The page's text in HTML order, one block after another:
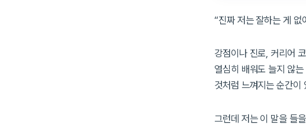
“진짜 저는 잘하는 게 없
강점이나 진로, 커리어
열심히 배워도 늘지 않
것처럼 느껴지는 순간이
그런데 저는 이 말을 들